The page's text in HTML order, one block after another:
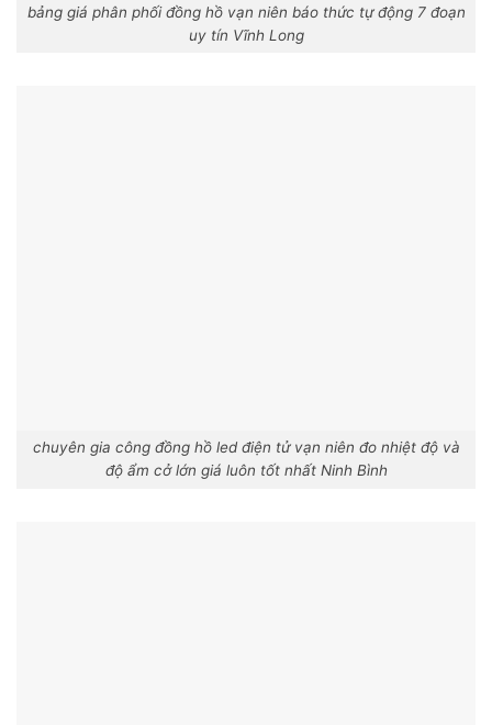
bảng giá phân phối đồng hồ vạn niên báo thức tự động 7 đoạn
uy tín Vĩnh Long
chuyên gia công đồng hồ led điện tử vạn niên đo nhiệt độ và
độ ẩm cở lớn giá luôn tốt nhất Ninh Bình